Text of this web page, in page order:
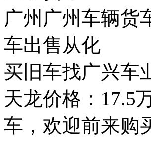
广州广州车辆货
车出售从化
买旧车找广兴车
天龙价格：17.5
车，欢迎前来购